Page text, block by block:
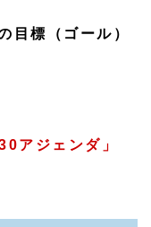
目標（ゴール）
アジェンダ」